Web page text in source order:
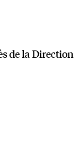
de la Direction